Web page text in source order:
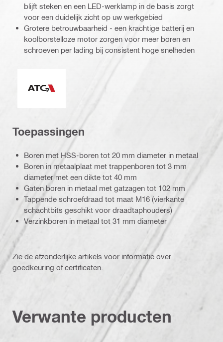
blijft steken en een LED-werklamp in de basis zorgt
voor een duidelijk zicht op uw werkgebied
Grotere betrouwbaarheid - een krachtige batterij en
koolborstelloze motor zorgen voor meer boren en
schroeven per lading bij consistent hoge snelheden
Toepassingen
Boren met HSS-boren tot 20 mm diameter in metaal
Boren in metaalplaat met trappenboren tot 3 mm
diameter met een dikte tot 40 mm
Gaten boren in metaal met gatzagen tot 102 mm
Tappende schroefdraad tot maat M16 (vierkante
schachtbits geschikt voor draadtaphouders)
Verzinkboren in metaal tot 31 mm diameter
Zie de afzonderlijke artikels voor informatie over
goedkeuring of certificaten.
Verwante producten